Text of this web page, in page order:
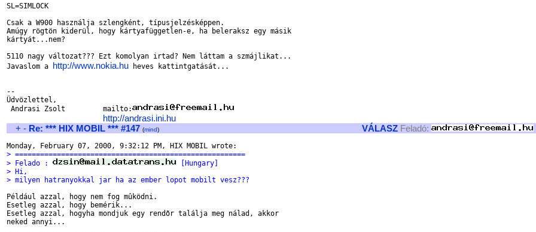
SL=SIMLOCK
Csak a W900 használja szlengként, típusjelzésképpen.
Amúgy rögtön kiderül, hogy kártyafüggetlen-e, ha beleraksz egy másik
kártyát...nem?
5110 nagy változat??? Ezt komolyan irtad? Nem láttam a szmájlikat...
Javaslom a http://www.nokia.hu heves kattintgatását...
--
Üdvözlettel,
Andrasi Zsolt         mailto:
http://andrasi.ini.hu
+ - Re: *** HIX MOBIL *** #147 (mind) VÁLASZ Feladó:
> =======================================================
> Felado :
[Hungary]
> Hi,
> milyen hatranyokkal jar ha az ember lopot mobilt vesz???
Például azzal, hogy nem fog mûködni.
Esetleg azzal, hogy bemérik...
Esetleg azzal, hogyha mondjuk egy rendõr találja meg nálad, akkor
neked annyi...